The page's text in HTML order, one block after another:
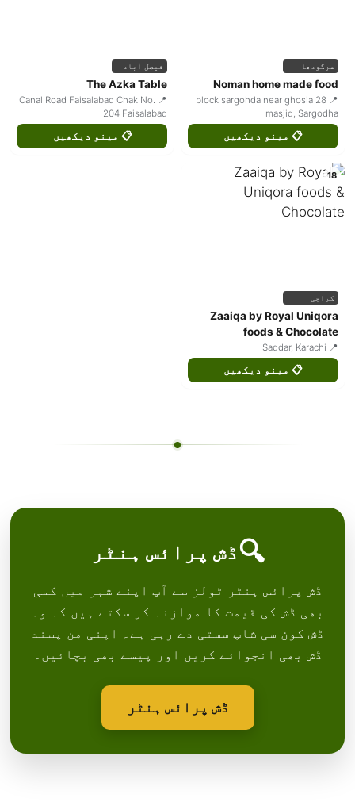
سرگودھا
Noman home made food
📍 28 block sargohda near ghosia
masjid, Sargodha
📋 مینو دیکھیں
فیصل آباد
The Azka Table
📍 Canal Road Faisalabad Chak No.
204 Faisalabad
📋 مینو دیکھیں
18
کراچی
Zaaiqa by Royal Uniqora
foods & Chocolate
📍 Saddar, Karachi
📋 مینو دیکھیں
🔍ڈش پرائس ہنٹر
ڈش پرائس ہنٹر ٹولز سے آپ اپنے شہر میں کسی
بھی ڈش کی قیمت کا موازنہ کر سکتے ہیں کہ وہ
ڈش کون سی شاپ سستی دے رہی ہے۔ اپنی من پسند
ڈش بھی انجوائے کریں اور پیسے بھی بچائیں۔
ڈش پرائس ہنٹر